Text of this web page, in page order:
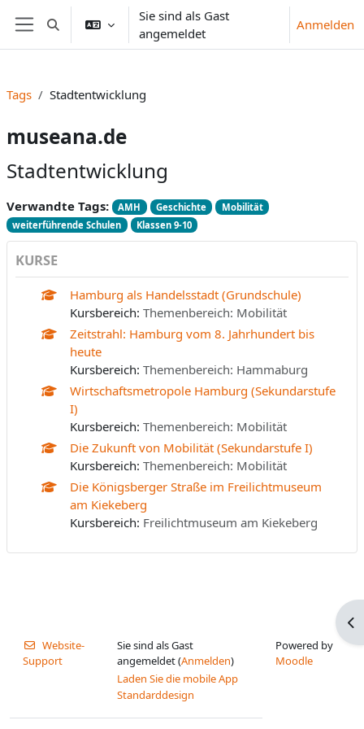
Zum Hauptinhalt
Website-Übersicht
Sucheingabe umschalten
Sie sind als Gast
angemeldet
Anmelden
Tags Stadtentwicklung
museana.de
Stadtentwicklung
Verwandte Tags: AMH Geschichte
Mobilität
weiterführende Schulen
Klassen 9-10
KURSE
Hamburg als Handelsstadt (Grundschule)
Kursbereich: Themenbereich: Mobilität
Zeitstrahl: Hamburg vom 8. Jahrhundert bis
heute
Kursbereich: Themenbereich: Hammaburg
Wirtschaftsmetropole Hamburg (Sekundarstufe
I)
Kursbereich: Themenbereich: Mobilität
Die Zukunft von Mobilität (Sekundarstufe I)
Kursbereich: Themenbereich: Mobilität
Die Königsberger Straße im Freilichtmuseum
am Kiekeberg
Kursbereich: Freilichtmuseum am Kiekeberg
Website-
Support
Sie sind als Gast
angemeldet (Anmelden)
Laden Sie die mobile App
Standarddesign
Powered by
Moodle